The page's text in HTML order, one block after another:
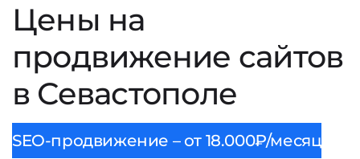
Цены на
продвижение сайтов
в Севастополе
SEO-продвижение – от 18.000₽/месяц